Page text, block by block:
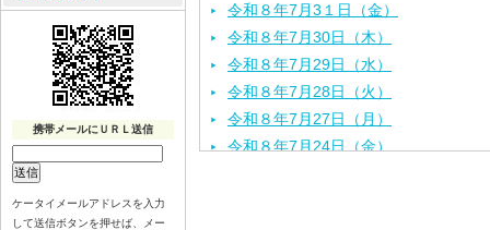
令和８年7月3１日（金）
令和８年7月30日（木）
令和８年7月29日（水）
令和８年7月28日（火）
令和８年7月27日（月）
令和８年7月24日（金）
携帯メールにＵＲＬ送信
ケータイメールアドレスを入力
して送信ボタンを押せば、メー